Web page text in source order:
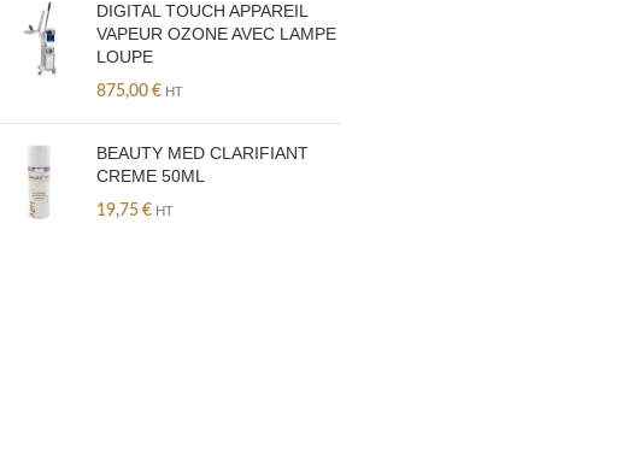
DIGITAL TOUCH APPAREIL
VAPEUR OZONE AVEC LAMPE
LOUPE
875,00 € HT
BEAUTY MED CLARIFIANT
CREME 50ML
19,75 € HT